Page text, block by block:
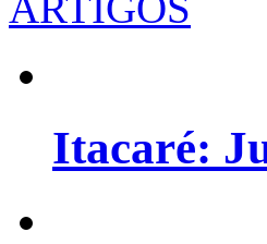
Itacaré: